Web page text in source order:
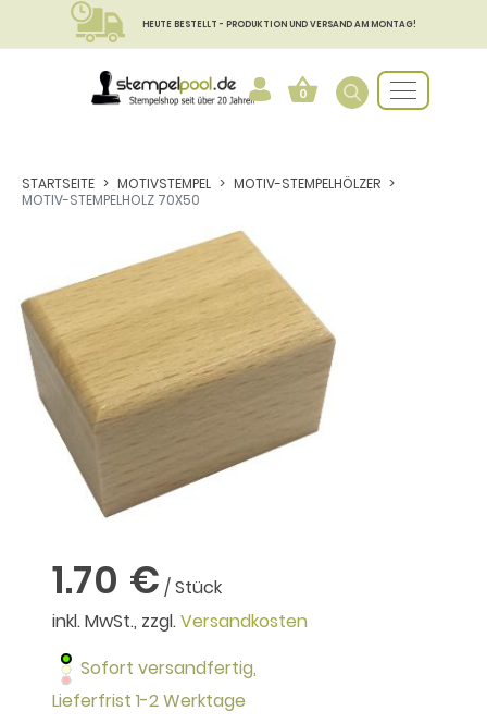
HEUTE BESTELLT - PRODUKTION UND VERSAND AM MONTAG!
0
STARTSEITE MOTIVSTEMPEL
MOTIV-STEMPELHÖLZER
MOTIV-STEMPELHOLZ 70X50
1.70 € / Stück
inkl. MwSt., zzgl.Versandkosten
Sofort versandfertig,
Lieferfrist 1-2 Werktage